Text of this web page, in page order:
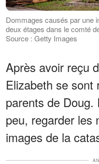
Dommages causés par une
deux étages dans le comté
Source : Getty Images
Après avoir reçu
Elizabeth se sont
parents de
peu, regarder les
images de la